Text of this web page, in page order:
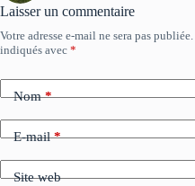
Laisser un commentaire
Votre adresse e-mail ne sera pas publiée.
indiqués avec *
Nom*
E-mail*
Site web